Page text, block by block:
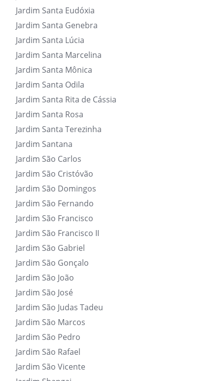
Jardim Santa Eudóxia
Jardim Santa Genebra
Jardim Santa Lúcia
Jardim Santa Marcelina
Jardim Santa Mônica
Jardim Santa Odila
Jardim Santa Rita de Cássia
Jardim Santa Rosa
Jardim Santa Terezinha
Jardim Santana
Jardim São Carlos
Jardim São Cristóvão
Jardim São Domingos
Jardim São Fernando
Jardim São Francisco
Jardim São Francisco II
Jardim São Gabriel
Jardim São Gonçalo
Jardim São João
Jardim São José
Jardim São Judas Tadeu
Jardim São Marcos
Jardim São Pedro
Jardim São Rafael
Jardim São Vicente